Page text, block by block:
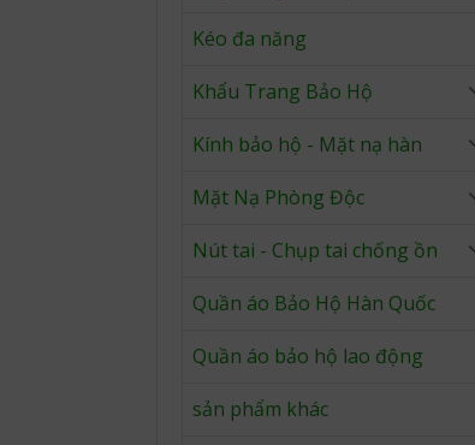
Kéo đa năng
Khẩu Trang Bảo Hộ
Kính bảo hộ - Mặt nạ hàn
Mặt Nạ Phòng Độc
Nút tai - Chụp tai chống ồn
Quần áo Bảo Hộ Hàn Quốc
Quần áo bảo hộ lao động
sản phẩm khác